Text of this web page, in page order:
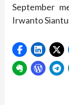
September
Irwanto